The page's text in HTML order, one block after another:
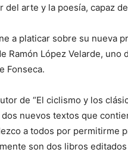
del arte y la poesía, capaz
a platicar sobre su nueva
Ramón López Velarde, uno
Fonseca.
de “El ciclismo y los
nuevos textos que
a todos por permitirme
son dos libros editados